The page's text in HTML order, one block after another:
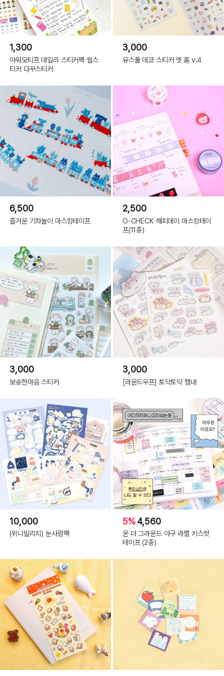
1,300
아워모티프 데일리 스티커팩 씰스
티커 다꾸스티커
3,000
유스풀 데코 스티커 엣 홈 v.4
6,500
즐거운 기차놀이 마스킹테이프
2,500
O-CHECK 해피데이 마스킹테이
프(11종)
3,000
보송한마음 스티커
3,000
[라운드우프] 토닥토닥 햄내
10,000
(위니빌리지) 눈사람팩
5%4,560
온 더 그라운드 야구 라벨 키스컷
테이프 (2종)